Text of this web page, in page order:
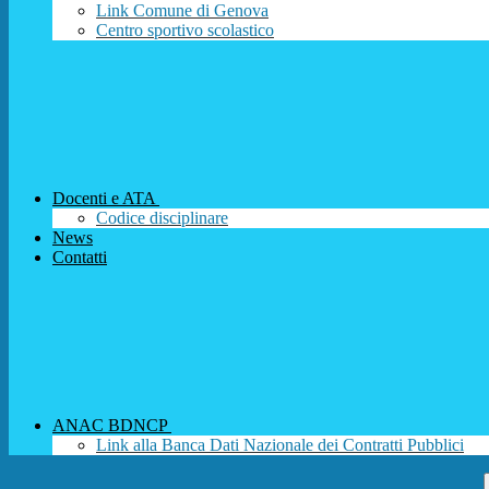
Link Comune di Genova
Centro sportivo scolastico
Docenti e ATA
Codice disciplinare
News
Contatti
ANAC BDNCP
Link alla Banca Dati Nazionale dei Contratti Pubblici